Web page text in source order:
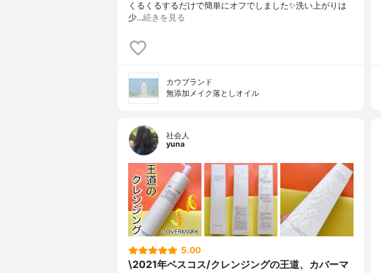
くるくるするだけで簡単にオフでしました✨洗い上がりは
少…続きを見る
カウブランド
無添加メイク落としオイル
社会人
yuna
5.00
\2021年ベスコス/クレンジングの王道、カバーマ